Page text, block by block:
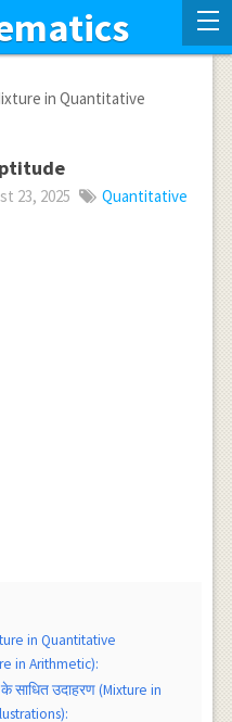
in Quantitative
23, 2025
Quantitative
in Quantitative
in Arithmetic):
साधित उदाहरण (Mixture in